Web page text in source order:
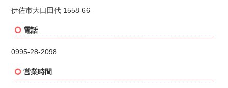
伊佐市大口田代1558-66
電話
0995-28-2098
営業時間